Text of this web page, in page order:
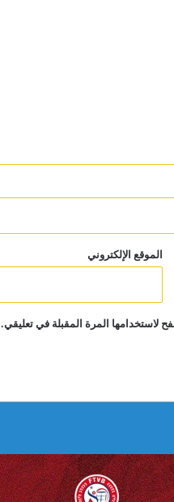
الموقع الإلكتروني
لاستخدامها المرة المقبلة في تعليقي.